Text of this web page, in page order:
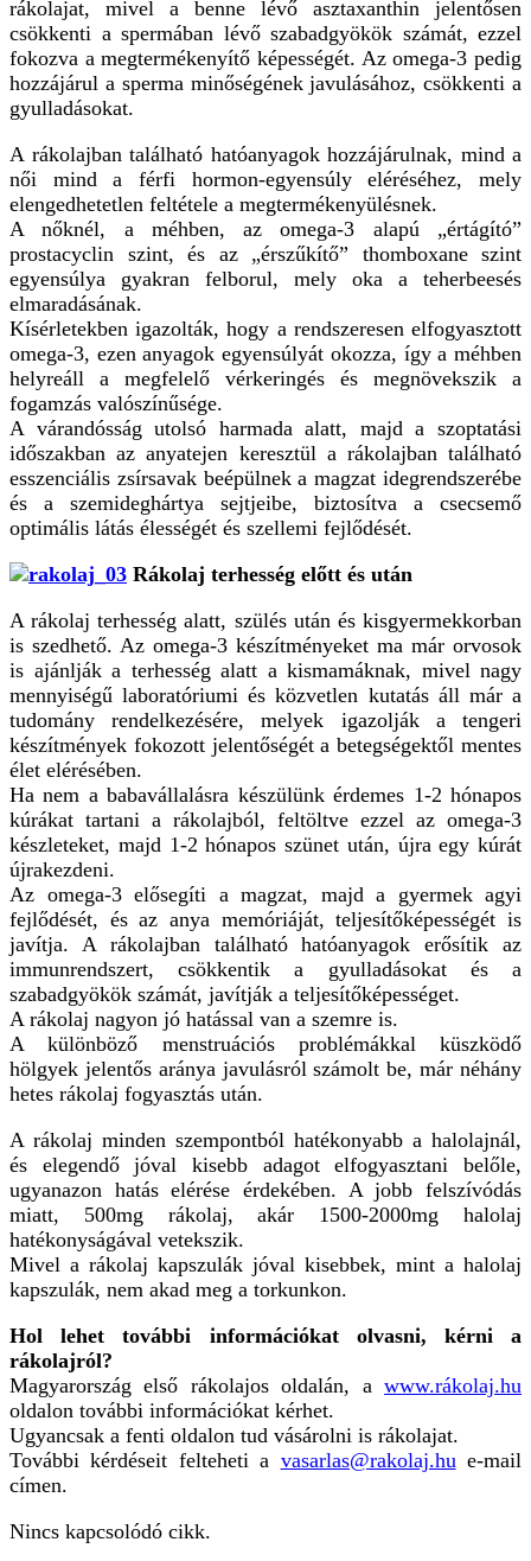
rákolajat, mivel a benne lévő asztaxanthin jelentősen
csökkenti a spermában lévő szabadgyökök számát, ezzel
fokozva a megtermékenyítő képességét. Az omega-3 pedig
hozzájárul a sperma minőségének javulásához, csökkenti a
gyulladásokat.
A rákolajban található hatóanyagok hozzájárulnak, mind a
női mind a férfi hormon-egyensúly eléréséhez, mely
elengedhetetlen feltétele a megtermékenyülésnek.
A nőknél, a méhben, az omega-3 alapú „értágító”
prostacyclin szint, és az „érszűkítő” thomboxane szint
egyensúlya gyakran felborul, mely oka a teherbeesés
elmaradásának.
Kísérletekben igazolták, hogy a rendszeresen elfogyasztott
omega-3, ezen anyagok egyensúlyát okozza, így a méhben
helyreáll a megfelelő vérkeringés és megnövekszik a
fogamzás valószínűsége.
A várandósság utolsó harmada alatt, majd a szoptatási
időszakban az anyatejen keresztül a rákolajban található
esszenciális zsírsavak beépülnek a magzat idegrendszerébe
és a szemideghártya sejtjeibe, biztosítva a csecsemő
optimális látás élességét és szellemi fejlődését.
Rákolaj terhesség előtt és után
A rákolaj terhesség alatt, szülés után és kisgyermekkorban
is szedhető. Az omega-3 készítményeket ma már orvosok
is ajánlják a terhesség alatt a kismamáknak, mivel nagy
mennyiségű laboratóriumi és közvetlen kutatás áll már a
tudomány rendelkezésére, melyek igazolják a tengeri
készítmények fokozott jelentőségét a betegségektől mentes
élet elérésében.
Ha nem a babavállalásra készülünk érdemes 1-2 hónapos
kúrákat tartani a rákolajból, feltöltve ezzel az omega-3
készleteket, majd 1-2 hónapos szünet után, újra egy kúrát
újrakezdeni.
Az omega-3 elősegíti a magzat, majd a gyermek agyi
fejlődését, és az anya memóriáját, teljesítőképességét is
javítja. A rákolajban található hatóanyagok erősítik az
immunrendszert, csökkentik a gyulladásokat és a
szabadgyökök számát, javítják a teljesítőképességet.
A rákolaj nagyon jó hatással van a szemre is.
A különböző menstruációs problémákkal küszködő
hölgyek jelentős aránya javulásról számolt be, már néhány
hetes rákolaj fogyasztás után.
A rákolaj minden szempontból hatékonyabb a halolajnál,
és elegendő jóval kisebb adagot elfogyasztani belőle,
ugyanazon hatás elérése érdekében. A jobb felszívódás
miatt, 500mg rákolaj, akár 1500-2000mg halolaj
hatékonyságával vetekszik.
Mivel a rákolaj kapszulák jóval kisebbek, mint a halolaj
kapszulák, nem akad meg a torkunkon.
Hol lehet további információkat olvasni, kérni a
rákolajról?
Magyarország első rákolajos oldalán, a www.rákolaj.hu
oldalon további információkat kérhet.
Ugyancsak a fenti oldalon tud vásárolni is rákolajat.
További kérdéseit felteheti a vasarlas@rakolaj.hue-mail
címen.
Nincs kapcsolódó cikk.